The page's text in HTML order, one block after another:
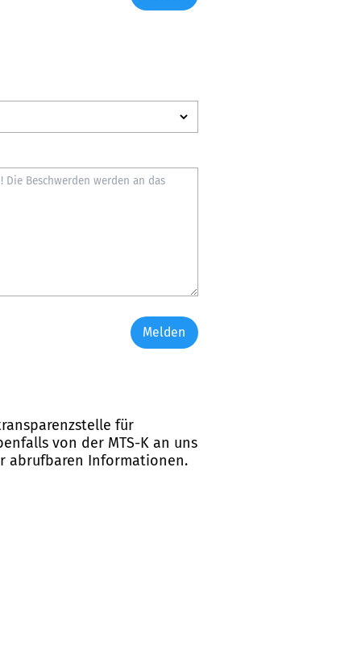
Melden
für
von der MTS-K an uns
abrufbaren Informationen.